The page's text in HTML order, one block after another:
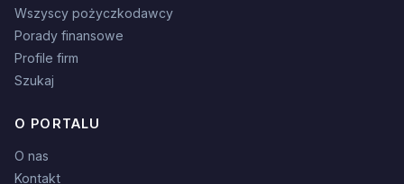
Wszyscy pożyczkodawcy
Porady finansowe
Profile firm
Szukaj
O PORTALU
O nas
Kontakt